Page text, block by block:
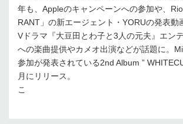
年も、Appleのキャンペーンへの参加や、
RANT」の新エージェント・YORUの発表動
Vドラマ『大豆田とわ子と3人の元夫』エン
への楽曲提供やカメオ出演などが話題に。
参加が発表されている2nd Album ”
月にリリース。
こ